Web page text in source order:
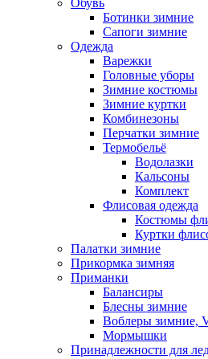
Обувь
Ботинки зимние
Сапоги зимние
Одежда
Варежки
Головные уборы
Зимние костюмы
Зимние куртки
Комбинезоны
Перчатки зимние
Термобельё
Водолазки
Кальсоны
Комплект
Флисовая одежда
Костюмы
Куртки
Палатки зимние
Прикормка зимняя
Приманки
Балансиры
Блесны зимние
Воблеры зимние,
Мормышки
Принадлежности для